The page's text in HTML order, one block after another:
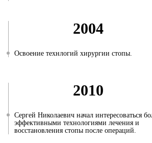
2004
Освоение технлогий хирургии стопы.
2010
Сергей Николаевич начал интересоваться
эффективными технологиями лечения и
восстановления стопы после операций.